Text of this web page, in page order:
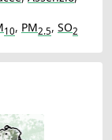
10, PM2.5, SO2